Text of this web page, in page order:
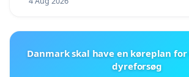
Danmark skal have en køreplan
dyreforsøg